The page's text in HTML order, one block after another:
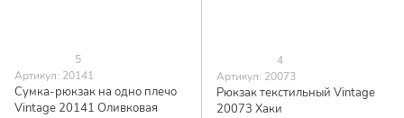
5
Артикул: 20141
Сумка-рюкзак на одно плечо
Vintage 20141 Оливковая
4
Артикул: 20073
Рюкзак текстильный Vintage
20073 Хаки